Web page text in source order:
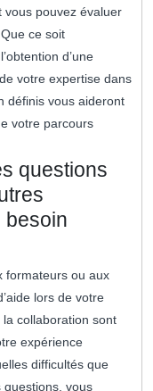
vous pouvez évaluer
ce soit
d’une
votre expertise dans
définis vous aideront
votre parcours
questions
besoin
formateurs ou aux
lors de votre
la collaboration sont
expérience
difficultés que
questions, vous